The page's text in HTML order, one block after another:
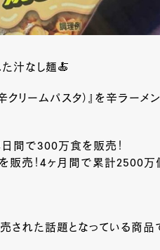
汁なし麺🍝
リームパスタ）』を辛ラーメ
間で300万食を販売！
販売！4ヶ月間で累計2500万
された話題となっている商品